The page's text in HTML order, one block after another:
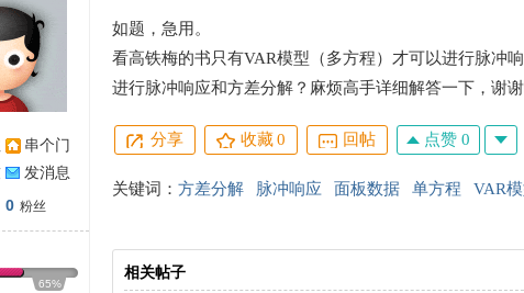
串个门
发消息
0 粉丝
65%
如题，急用。
看高铁梅的书只有VAR模型（多方程）才可以进行脉冲
进行脉冲响应和方差分解？麻烦高手详细解答一下，谢
分享 收藏0 回帖 点赞 0
关键词： 方差分解 脉冲响应 面板数据 单方程 VAR
相关帖子